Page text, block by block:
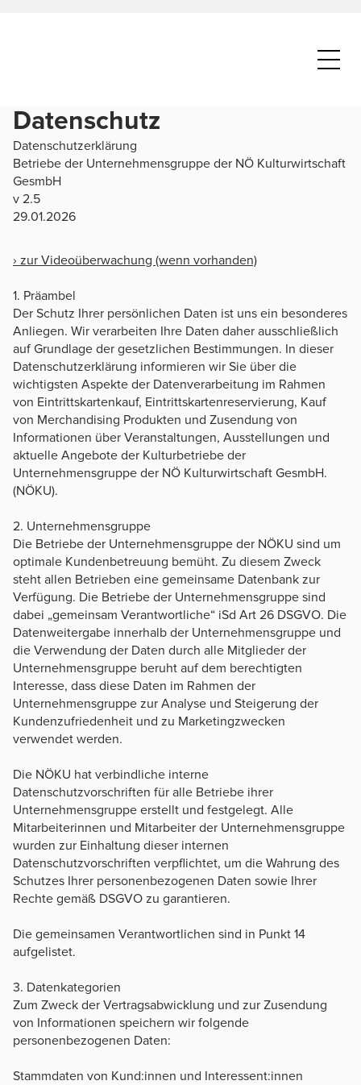
Datenschutz
Datenschutzerklärung
Betriebe der Unternehmensgruppe der NÖ Kulturwirtschaft
GesmbH
v 2.5
29.01.2026
› zur Videoüberwachung (wenn vorhanden)
1. Präambel
Der Schutz Ihrer persönlichen Daten ist uns ein besonderes
Anliegen. Wir verarbeiten Ihre Daten daher ausschließlich
auf Grundlage der gesetzlichen Bestimmungen. In dieser
Datenschutzerklärung informieren wir Sie über die
wichtigsten Aspekte der Datenverarbeitung im Rahmen
von Eintrittskartenkauf, Eintrittskartenreservierung, Kauf
von Merchandising Produkten und Zusendung von
Informationen über Veranstaltungen, Ausstellungen und
aktuelle Angebote der Kulturbetriebe der
Unternehmensgruppe der NÖ Kulturwirtschaft GesmbH.
(NÖKU).
2. Unternehmensgruppe
Die Betriebe der Unternehmensgruppe der NÖKU sind um
optimale Kundenbetreuung bemüht. Zu diesem Zweck
steht allen Betrieben eine gemeinsame Datenbank zur
Verfügung. Die Betriebe der Unternehmensgruppe sind
dabei „gemeinsam Verantwortliche“ iSd Art 26 DSGVO. Die
Datenweitergabe innerhalb der Unternehmensgruppe und
die Verwendung der Daten durch alle Mitglieder der
Unternehmensgruppe beruht auf dem berechtigten
Interesse, dass diese Daten im Rahmen der
Unternehmensgruppe zur Analyse und Steigerung der
Kundenzufriedenheit und zu Marketingzwecken
verwendet werden.
Die NÖKU hat verbindliche interne
Datenschutzvorschriften für alle Betriebe ihrer
Unternehmensgruppe erstellt und festgelegt. Alle
Mitarbeiterinnen und Mitarbeiter der Unternehmensgruppe
wurden zur Einhaltung dieser internen
Datenschutzvorschriften verpflichtet, um die Wahrung des
Schutzes Ihrer personenbezogenen Daten sowie Ihrer
Rechte gemäß DSGVO zu garantieren.
Die gemeinsamen Verantwortlichen sind in Punkt 14
aufgelistet.
3. Datenkategorien
Zum Zweck der Vertragsabwicklung und zur Zusendung
von Informationen speichern wir folgende
personenbezogenen Daten:
Stammdaten von Kund:innen und Interessent:innen